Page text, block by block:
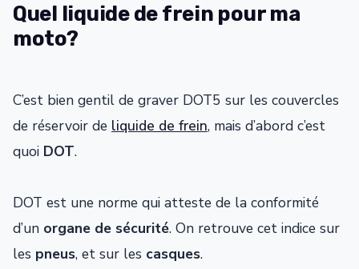
Quel liquide de frein pour ma
moto?
C’est bien gentil de graver DOT5 sur les couvercles
de réservoir de liquide de frein, mais d’abord c’est
quoi DOT.
DOT est une norme qui atteste de la conformité
d’un organe de sécurité. On retrouve cet indice sur
les pneus, et sur les casques.